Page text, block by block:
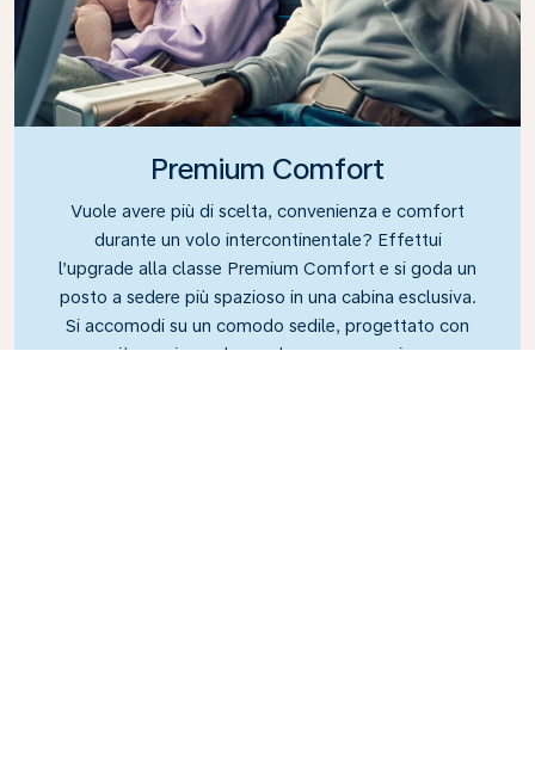
Premium Comfort
Vuole avere più di scelta, convenienza e comfort
durante un volo intercontinentale? Effettui
l’upgrade alla classe Premium Comfort e si goda un
posto a sedere più spazioso in una cabina esclusiva.
Si accomodi su un comodo sedile, progettato con
più spazio per le gambe e una maggiore